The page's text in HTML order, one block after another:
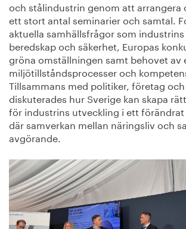
och stålindustrin genom att arrangera
ett stort antal seminarier och samtal.
aktuella samhällsfrågor som
beredskap och säkerhet, Europas
gröna omställningen samt behovet av
miljötillståndsprocesser och
Tillsammans med politiker, företag
diskuterades hur Sverige kan skapa
för industrins utveckling i ett
där samverkan mellan näringsliv och
avgörande.